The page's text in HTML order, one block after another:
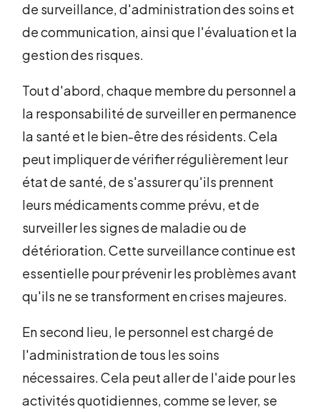
de surveillance, d'administration des soins et
de communication, ainsi que l'évaluation et la
gestion des risques.
Tout d'abord, chaque membre du personnel a
la responsabilité de surveiller en permanence
la santé et le bien-être des résidents. Cela
peut impliquer de vérifier régulièrement leur
état de santé, de s'assurer qu'ils prennent
leurs médicaments comme prévu, et de
surveiller les signes de maladie ou de
détérioration. Cette surveillance continue est
essentielle pour prévenir les problèmes avant
qu'ils ne se transforment en crises majeures.
En second lieu, le personnel est chargé de
l'administration de tous les soins
nécessaires. Cela peut aller de l'aide pour les
activités quotidiennes, comme se lever, se